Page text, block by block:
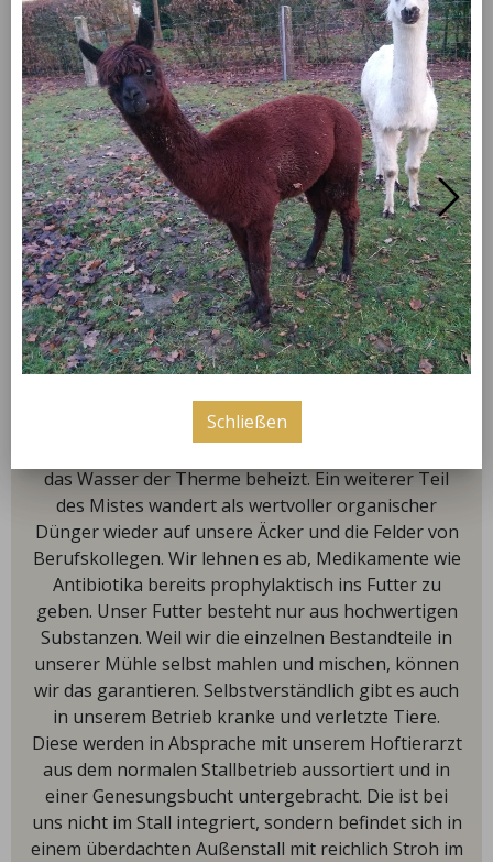
selbsthergestellten Futter versorgt. Wir beackern
unser Land seit einem Jahr nach Methoden der
regenerativen Landwirtschaft und unser neuestes
Projekt ist ein Agroforst mit fast 1000 Paulownia
mitten in einem Getreidefeld. Die Ferkel kommen aus
dem drei Kilometer entfernt liegenden Betrieb
Spellerberg, der seine Tiere ausschließlich an uns
liefert. Nach einer ruhigen Mast mit viel
Abwechslung durch unser KA-Rondell und Ausläufen
mit Außenklimareiz werden die Tiere im 20
Kilometer entfernten Schlachthof der Westfleisch in
Hamm geschlachtet und über die REWE Köln als
regionale Strohschweine in ausgesuchten Märkten
vermarktet. Ein Teil des anfallenden Schweinemists
wird an eine benachbarte Biogasanlage abgegeben.
Dort wird Biogas und Strom produziert. Mit der
das Wasser der Therme beheizt. Ein weiterer Teil
des Mistes wandert als wertvoller organischer
Dünger wieder auf unsere Äcker und die Felder von
Berufskollegen. Wir lehnen es ab, Medikamente wie
Antibiotika bereits prophylaktisch ins Futter zu
geben. Unser Futter besteht nur aus hochwertigen
Substanzen. Weil wir die einzelnen Bestandteile in
unserer Mühle selbst mahlen und mischen, können
wir das garantieren. Selbstverständlich gibt es auch
in unserem Betrieb kranke und verletzte Tiere.
Diese werden in Absprache mit unserem Hoftierarzt
aus dem normalen Stallbetrieb aussortiert und in
einer Genesungsbucht untergebracht. Die ist bei
uns nicht im Stall integriert, sondern befindet sich in
einem überdachten Außenstall mit reichlich Stroh im
Schließen